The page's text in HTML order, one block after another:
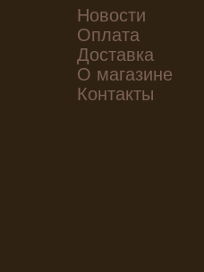
Новости
Оплата
Доставка
О магазине
Контакты